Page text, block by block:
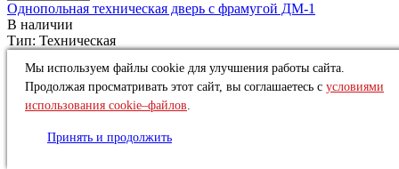
Однопольная техническая дверь c фрамугой ДМ-1
В наличии
Тип: Техническая
14 883 ₽
Купить
Мы используем файлы cookie для улучшения работы сайта.
Продолжая просматривать этот сайт, вы соглашаетесь с условиями
использования cookie–файлов.
Принять и продолжить